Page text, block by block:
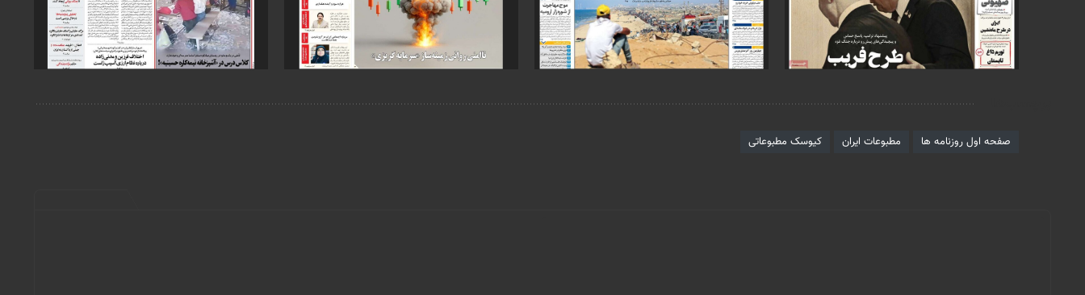
صفحه اول روزنامه ها مطبوعات ایران کیوسک مطبوعاتی